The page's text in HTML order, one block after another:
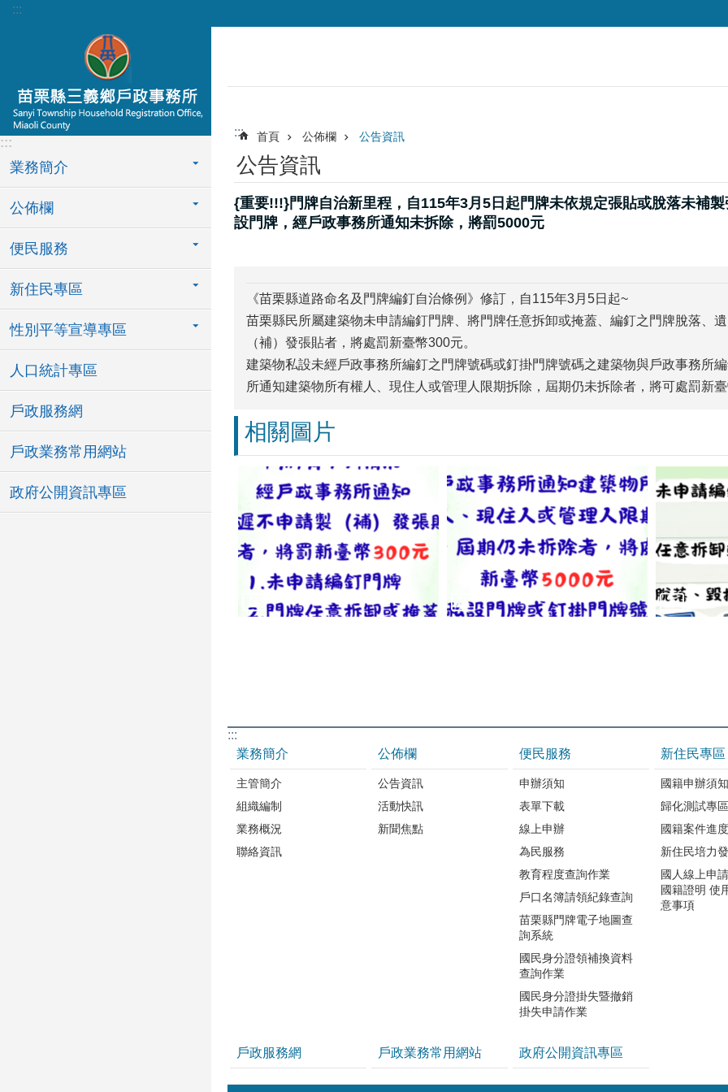
跳到主要內容區塊
:::
:::
業務簡介
公佈欄
便民服務
新住民專區
性別平等宣導專區
人口統計專區
戶政服務網
戶政業務常用網站
政府公開資訊專區
::: 首頁 公佈欄 公告資訊
公告資訊
{重要!!!}門牌自治新里程，自115年3月5日起門牌未依規定張貼或脫落未補
設門牌，經戶政事務所通知未拆除，將罰5000元
《苗栗縣道路命名及門牌編釘自治條例》修訂，自115年3月5日起~
苗栗縣民所屬建築物未申請編釘門牌、將門牌任意拆卸或掩蓋、編釘之門牌脫落、
（補）發張貼者，將處罰新臺幣300元。
建築物私設未經戶政事務所編釘之門牌號碼或釘掛門牌號碼之建築物與戶政事務所
所通知建築物所有權人、現住人或管理人限期拆除，屆期仍未拆除者，將可處罰新
相關圖片
:::
業務簡介
主管簡介
組織編制
業務概況
聯絡資訊
公佈欄
公告資訊
活動快訊
新聞焦點
便民服務
申辦須知
表單下載
線上申辦
為民服務
教育程度查詢作業
戶口名簿請領紀錄查詢
苗栗縣門牌電子地圖查
詢系統
國民身分證領補換資料
查詢作業
國民身分證掛失暨撤銷
掛失申請作業
新住民專區
國籍申辦須知
歸化測試專區
國籍案件進
新住民培力
國人線上申
國籍證明 使
意事項
戶政服務網 戶政業務常用網站 政府公開資訊專區